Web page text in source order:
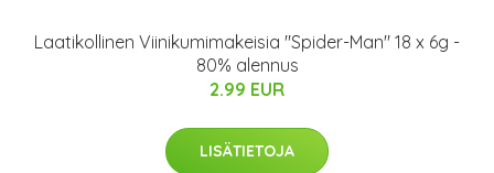
Laatikollinen Viinikumimakeisia "Spider-Man" 18 x 6g -
80% alennus
2.99 EUR
LISÄTIETOJA